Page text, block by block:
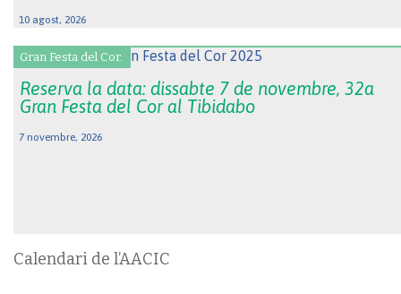
10 agost, 2026
Gran Festa del Cor.
Reserva la data: dissabte 7 de novembre, 32a
Gran Festa del Cor al Tibidabo
7 novembre, 2026
Calendari de l’AACIC